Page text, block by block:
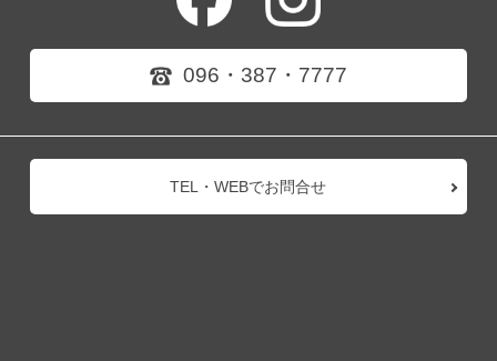
096・387・7777
TEL・WEBでお問合せ